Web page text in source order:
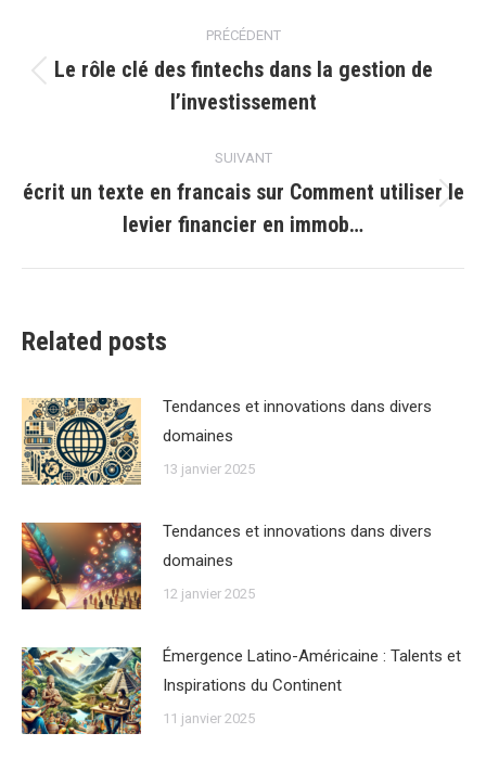
article
PRÉCÉDENT
précédent
Le rôle clé des fintechs dans la gestion de
l’investissement
SUIVANT
suivant
:
écrit un texte en francais sur Comment utiliser le
levier financier en immob…
Related posts
Tendances et innovations dans divers
domaines
13 janvier 2025
Tendances et innovations dans divers
domaines
12 janvier 2025
Émergence Latino-Américaine : Talents et
Inspirations du Continent
11 janvier 2025